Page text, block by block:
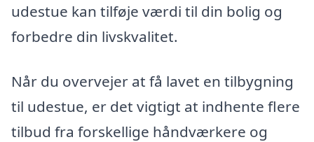
udestue kan tilføje værdi til din bolig og
forbedre din livskvalitet.
Når du overvejer at få lavet en tilbygning
til udestue, er det vigtigt at indhente flere
tilbud fra forskellige håndværkere og